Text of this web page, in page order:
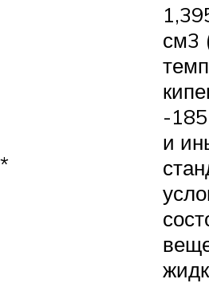
см3
-
и